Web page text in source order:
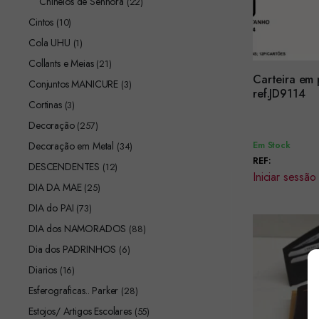
Carteira em
ref.JD9114
Encomendar
Em Stock
REF:
Iniciar
Cintos (10)
Cola UHU (1)
Collants e Meias (21)
Conjuntos MANICURE (3)
Cortinas (3)
Decoração (257)
Decoração em Metal (34)
DESCENDENTES (12)
DIA DA MAE (25)
DIA do PAI (73)
DIA dos NAMORADOS (88)
Dia dos PADRINHOS (6)
Diarios (16)
Esferograficas.. Parker (28)
Estojos/ Artigos Escolares (55)